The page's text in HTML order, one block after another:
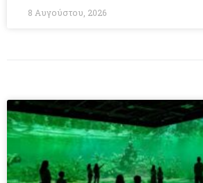
8 Αυγούστου, 2026